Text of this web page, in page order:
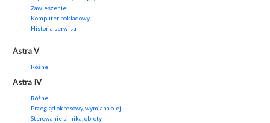
Zawieszenie
Komputer pokładowy
Historia serwisu
Astra V
Różne
Astra IV
Różne
Przegląd okresowy, wymiana oleju
Sterowanie silnika, obroty